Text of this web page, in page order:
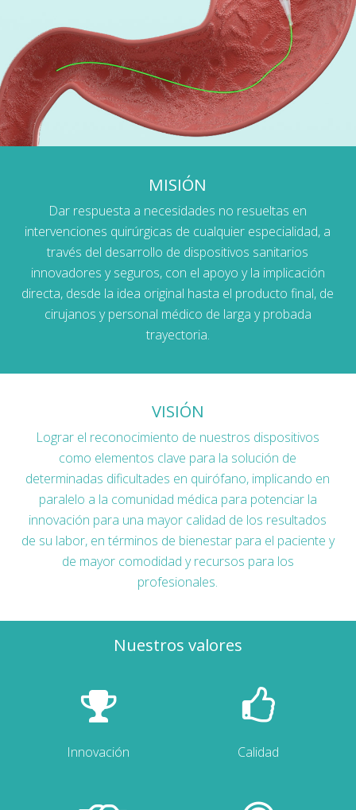
MISIÓN
Dar respuesta a necesidades no resueltas en
intervenciones quirúrgicas de cualquier especialidad, a
través del desarrollo de dispositivos sanitarios
innovadores y seguros, con el apoyo y la implicación
directa, desde la idea original hasta el producto final, de
cirujanos y personal médico de larga y probada
trayectoria.
VISIÓN
Lograr el reconocimiento de nuestros dispositivos
como elementos clave para la solución de
determinadas dificultades en quirófano, implicando en
paralelo a la comunidad médica para potenciar la
innovación para una mayor calidad de los resultados
de su labor, en términos de bienestar para el paciente y
de mayor comodidad y recursos para los
profesionales.
Nuestros valores
Innovación Calidad